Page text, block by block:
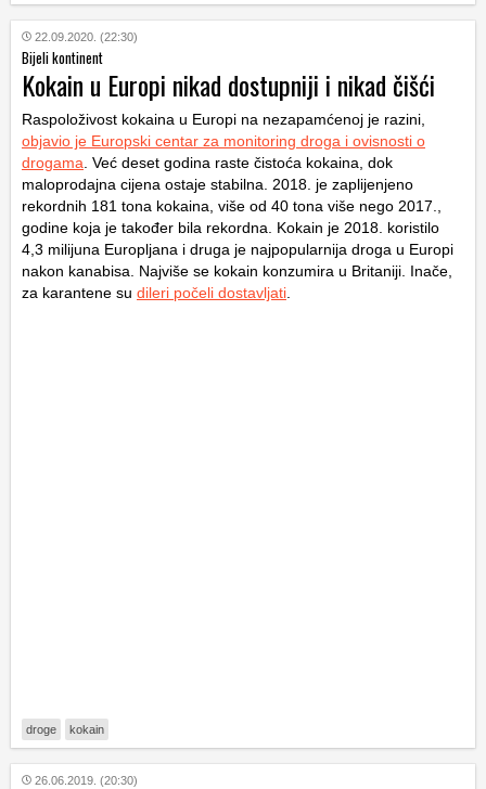
22.09.2020. (22:30)
Bijeli kontinent
Kokain u Europi nikad dostupniji i nikad čišći
Raspoloživost kokaina u Europi na nezapamćenoj je razini,
objavio je Europski centar za monitoring droga i ovisnosti o
drogama . Već deset godina raste čistoća kokaina, dok
maloprodajna cijena ostaje stabilna. 2018. je zaplijenjeno
rekordnih 181 tona kokaina, više od 40 tona više nego 2017.,
godine koja je također bila rekordna. Kokain je 2018. koristilo
4,3 milijuna Europljana i druga je najpopularnija droga u Europi
nakon kanabisa. Najviše se kokain konzumira u Britaniji. Inače,
za karantene su dileri počeli dostavljati
droge kokain
26.06.2019. (20:30)